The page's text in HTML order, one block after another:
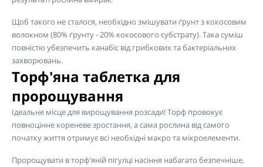
Щоб такого не сталося, необхідно змішувати ґрунт з кокосовим
волокном (80% ґрунту - 20% кокосового субстрату). Така суміш
повністю убезпечить канабіс від грибкових та бактеріальних
захворювань.
Торф'яна таблетка для
пророщування
Ідеальне місце для вирощування розсади! Торф провокує
повноцінне кореневе зростання, а сама рослина від самого
початку життя отримує всі необхідні макро та мікроелементи.
Пророщувати в торф'яній пігулці насіння набагато безпечніше,